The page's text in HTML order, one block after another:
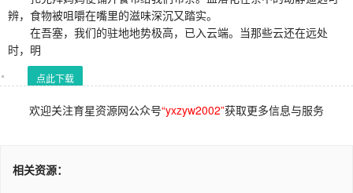
辨，食物被咀嚼在嘴里的滋味深沉又踏实。
在吾塞，我们的驻地地势极高，已入云端。当那些云还在远处
时，明
点此下载
欢迎关注育星资源网公众号“yxzyw2002”获取更多信息与服务
相关资源：